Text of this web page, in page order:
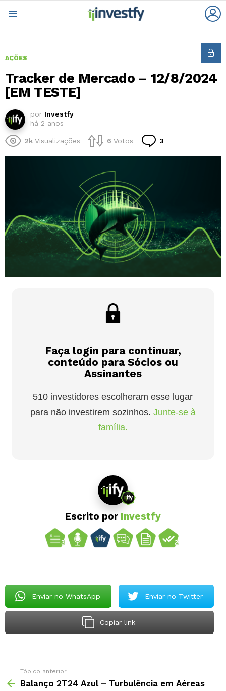
AÇÕES
Tracker de Mercado – 12/8/2024
[EM TESTE]
por Investfy
há 2 anos
2k Visualizações 6 Votos 3
Faça login para continuar,
conteúdo para Sócios ou
Assinantes
510 investidores escolheram esse lugar
para não investirem sozinhos. Junte-se à
família.
Escrito por Investfy
Enviar no WhatsApp Enviar no Twitter
Copiar link
Tópico anterior
Balanço 2T24 Azul – Turbulência em Aéreas